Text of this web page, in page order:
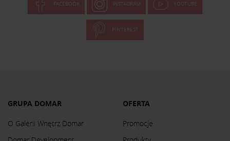
FACEBOOK INSTAGRAM YOUTUBE
PINTEREST
GRUPA DOMAR
O Galerii Wnętrz Domar
OFERTA
Promocje